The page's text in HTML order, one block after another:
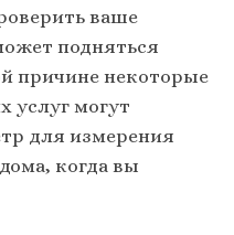
ваше
подняться
причине некоторые
услуг могут
для измерения
когда вы